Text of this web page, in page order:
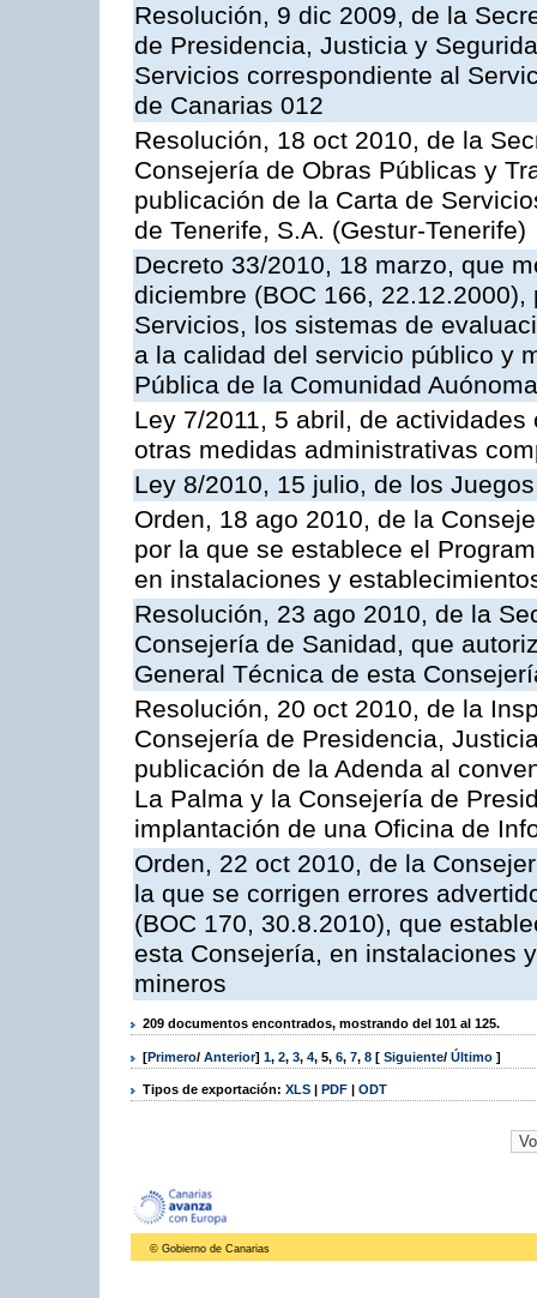
Resolución, 9 dic 2009, de la
de Presidencia, Justicia y
Servicios correspondiente al
de Canarias 012
Resolución, 18 oct 2010, de la
Consejería de Obras Públicas y
publicación de la Carta de
de Tenerife, S.A. (Gestur-Tenerife)
Decreto 33/2010, 18 marzo, que
diciembre (BOC 166,
Servicios, los sistemas de
a la calidad del servicio público y
Pública de la Comunidad
Ley 7/2011, 5 abril, de
otras medidas administrativas
Ley 8/2010, 15 julio, de los
Orden, 18 ago 2010, de la
por la que se establece el
en instalaciones y
Resolución, 23 ago 2010, de la
Consejería de Sanidad, que
General Técnica de esta
Resolución, 20 oct 2010, de la
Consejería de Presidencia,
publicación de la Adenda al
La Palma y la Consejería de
implantación de una Oficina de
Orden, 22 oct 2010, de la
la que se corrigen errores
(BOC 170, 30.8.2010), que
esta Consejería, en instalaciones
mineros
209 documentos encontrados, mostrando del 101 al 125.
[Primero/ Anterior] 1, 2, 3, 4, 5, 6, 7, 8 [ Siguiente/ Último ]
Tipos de exportación: XLS | PDF | ODT
© Gobierno de Canarias